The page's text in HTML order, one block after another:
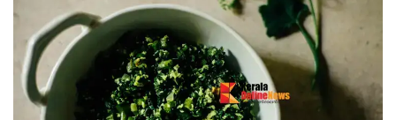
കുട്ടികളിലുണ്ടാവുന്ന തളർച്ച മാറ്റുന്നു.